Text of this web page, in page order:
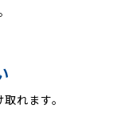
れます。